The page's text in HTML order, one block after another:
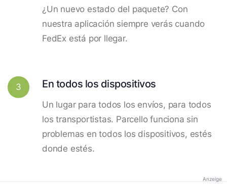
¿Un nuevo estado del paquete? Con
nuestra aplicación siempre verás cuando
FedEx está por llegar.
3 En todos los dispositivos
Un lugar para todos los envíos, para todos
los transportistas. Parcello funciona sin
problemas en todos los dispositivos, estés
donde estés.
Anzeige